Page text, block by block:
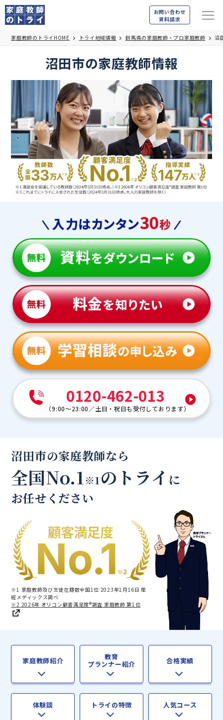
お問い合わせ
資料請求
家庭教師のトライHOME トライ地域情報 群馬県の家庭教師・プロ家庭教師 沼
沼田市の家庭教師情報
0120-462-013
（9:00～23:00／土日・祝日も受付しております）
沼田市の家庭教師なら
全国No.1※1のトライ に
お任せください
※1 家庭教師及び生徒在籍数全国1位 2023年1月16日 産
經メディックス調べ
※2 2026年 オリコン顧客満足度®調査 家庭教師 第1位
家庭教師紹介 教育
プランナー紹介 合格実績
体験談 トライの特徴 人気コース